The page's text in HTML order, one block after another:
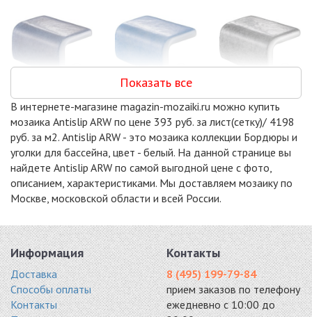
МОЗАИЧНЫЙ
БОРДЮР CORNER
03 D SAFE
стекло 33x50x25
МОЗАИЧНЫЙ
БОРДЮР CORNER
05 A SAFE
стекло 33x50x25
МОЗАИЧНЫЙ
БОРДЮР CORNER
16 B SAFE
стекло 33x50x25
МОЗАИЧНЫЙ
БОРДЮР CORNER
45 A SAFE
стекло 33x50x25
МОЗАИЧНЫЙ
БОРДЮР CORNER
60 A SAFE
стекло 33x50x25
МОЗАИЧНЫЙ
БОРДЮР CORNER
FOSFO SAFE
стекло 33x50x25
Показать все
В интернете-магазине magazin-mozaiki.ru можно купить
мозаика Antislip ARW по цене 393 руб. за лист(сетку)/ 4198
руб. за м2. Antislip ARW - это мозаика коллекции Бордюры и
уголки для бассейна, цвет - белый. На данной странице вы
найдете Antislip ARW по самой выгодной цене с фото,
описанием, характеристиками. Мы доставляем мозаику по
Москве, московской области и всей России.
Информация
Доставка
Способы оплаты
Контакты
Контакты
8 (495) 199-79-84
прием заказов по телефону
ежедневно с 10:00 до